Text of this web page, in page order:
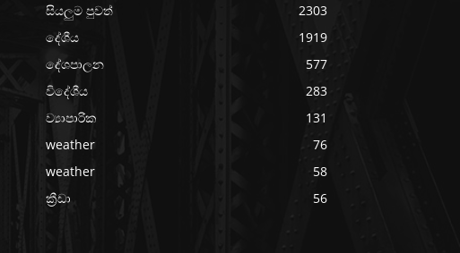
සියලුම පුවත්
2303
දේශීය
1919
දේශපාලන
577
විදේශීය
283
ව්‍යාපාරික
131
weather
76
weather
58
ක්‍රීඩා
56